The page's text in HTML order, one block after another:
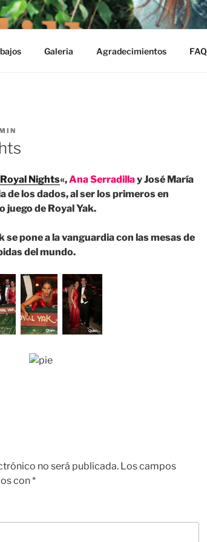
Galeria Agradecimientos FAQ
Royal Nights«,Ana Serradillay José María
de los dados, al ser los primeros en
juego de Royal Yak.
se pone a la vanguardia con las mesas de
del mundo.
no será publicada. Los campos
con*